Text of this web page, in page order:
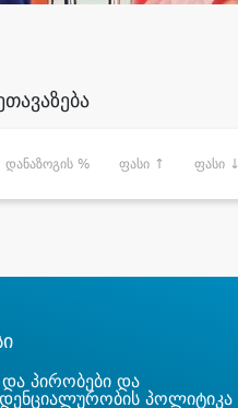
დანაზოგის % ფასი ↑ ფასი ↓
და პირობები და
პოლიტიკა